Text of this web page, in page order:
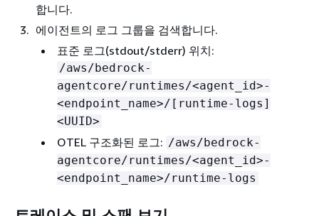
합니다.
에이전트의 로그 그룹을 검색합니다.
표준 로그(stdout/stderr) 위치:
/aws/bedrock-
agentcore/runtimes/<agent_id>-
<endpoint_name>/[runtime-logs]
<UUID>
OTEL 구조화된 로그: /aws/bedrock-
agentcore/runtimes/<agent_id>-
<endpoint_name>/runtime-logs